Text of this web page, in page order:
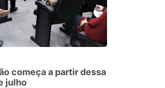
começa a partir dessa
julho